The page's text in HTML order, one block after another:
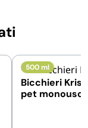
500 ml
Bicchieri
pet monouso